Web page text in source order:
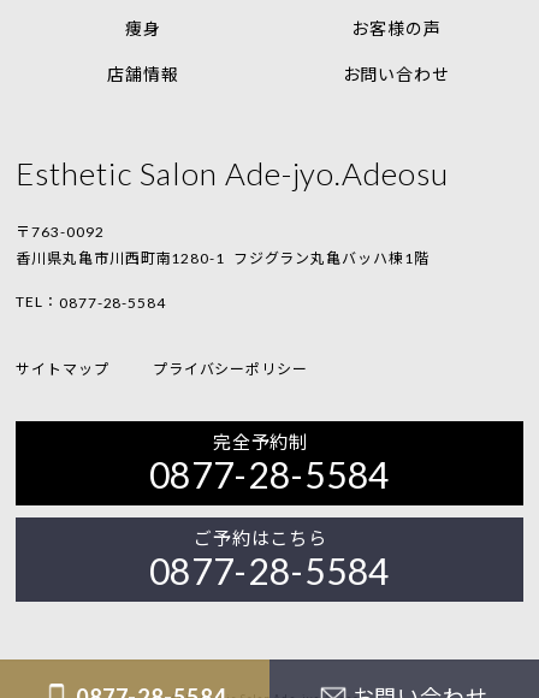
痩身 お客様の声
店舗情報 お問い合わせ
Esthetic Salon Ade-jyo.Adeosu
〒763-0092
香川県丸亀市川西町南1280-1 フジグラン丸亀バッハ棟1階
TEL：0877-28-5584
サイトマップ プライバシーポリシー
完全予約制
0877-28-5584
ご予約はこちら
0877-28-5584